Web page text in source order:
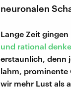
neuronalen
Lange Zeit
und rational
erstaunlich, denn
lahm, prominente
wir mehr Lust als